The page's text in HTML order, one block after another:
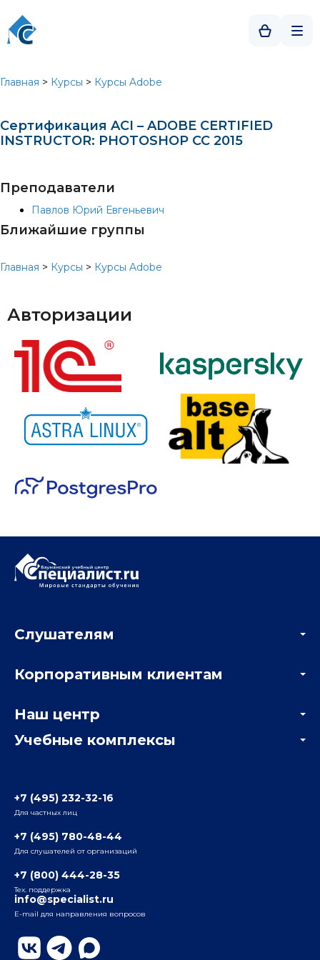
Главная > Курсы > Курсы Adobe
Сертификация ACI – ADOBE CERTIFIED
INSTRUCTOR: PHOTOSHOP СС 2015
Преподаватели
Павлов Юрий Евгеньевич
Ближайшие группы
Главная > Курсы > Курсы Adobe
Авторизации
Учебные комплексы
Радио
ул. Радио, д.24, корпус 1, 2-й подъезд, 2-й этаж
ул. Воронцовская, д. 35Б, корп.2, 5-й этаж
Бауманский
ул. Бауманская, д. 6, стр. 2, бизнес-центр «Виктория
Плаза», 4-й этаж
Слушателям
Мастер-классы и вебинары
Корпоративным клиентам
Отзывы компаний
Наш центр
Информация о центре
+7 (495) 232-32-16
Для частных лиц
+7 (495) 780-48-44
Для слушателей от организаций
+7 (800) 444-28-35
Тех. поддержка
info@specialist.ru
E-mail для направления вопросов